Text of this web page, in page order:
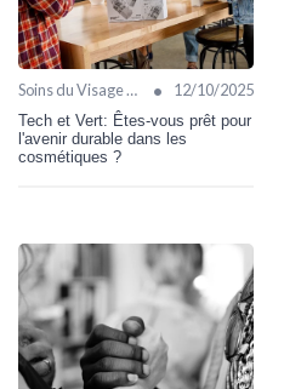
Soins du Visage Bio • 12/10/2025
Tech et Vert: Êtes-vous prêt pour
l'avenir durable dans les
cosmétiques ?